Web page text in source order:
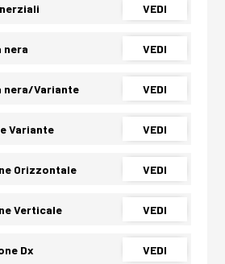
VEDI
nera VEDI
nera/Variante VEDI
Variante VEDI
Orizzontale VEDI
Verticale VEDI
Dx VEDI